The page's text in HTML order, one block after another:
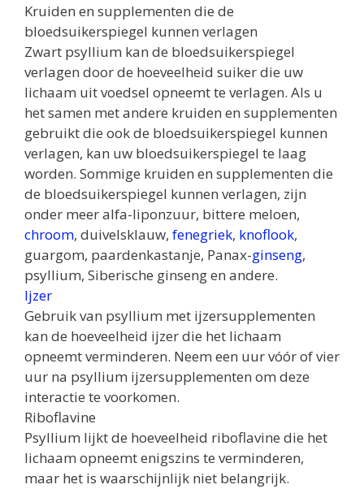
Kruiden en supplementen die de
bloedsuikerspiegel kunnen verlagen
Zwart psyllium kan de bloedsuikerspiegel
verlagen door de hoeveelheid suiker die uw
lichaam uit voedsel opneemt te verlagen. Als u
het samen met andere kruiden en supplementen
gebruikt die ook de bloedsuikerspiegel kunnen
verlagen, kan uw bloedsuikerspiegel te laag
worden. Sommige kruiden en supplementen die
de bloedsuikerspiegel kunnen verlagen, zijn
onder meer alfa-liponzuur, bittere meloen,
chroom, duivelsklauw, fenegriek, knoflook,
guargom, paardenkastanje, Panax-ginseng,
psyllium, Siberische ginseng en andere.
Ijzer
Gebruik van psyllium met ijzersupplementen
kan de hoeveelheid ijzer die het lichaam
opneemt verminderen. Neem een ​​uur vóór of vier
uur na psyllium ijzersupplementen om deze
interactie te voorkomen.
Riboflavine
Psyllium lijkt de hoeveelheid riboflavine die het
lichaam opneemt enigszins te verminderen,
maar het is waarschijnlijk niet belangrijk.